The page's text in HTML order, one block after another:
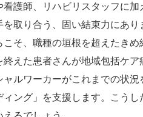
護師、リハビリスタッフに
取り合う、固い結束力にあ
そ、職種の垣根を超えたき
えた患者さんが地域包括ケ
ルワーカーがこれまでの状
ング」を支援します。こう